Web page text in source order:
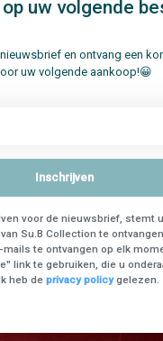
€18,95
uw volgende
en ontvang een
uw volgende aankoop!😀
Inschrijven
voor de nieuwsbrief, stemt
Su.B Collection te
te ontvangen op elk
link te gebruiken, die u
heb de privacy policygelezen.